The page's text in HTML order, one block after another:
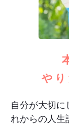
や
自分が大切に
れからの人生